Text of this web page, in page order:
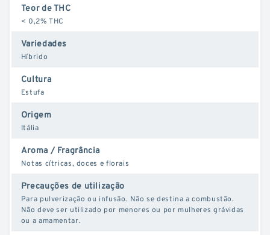
Teor de THC
< 0,2% THC
Variedades
Híbrido
Cultura
Estufa
Origem
Itália
Aroma / Fragrância
Notas cítricas, doces e florais
Precauções de utilização
Para pulverização ou infusão. Não se destina a combustão.
Não deve ser utilizado por menores ou por mulheres grávidas
ou a amamentar.